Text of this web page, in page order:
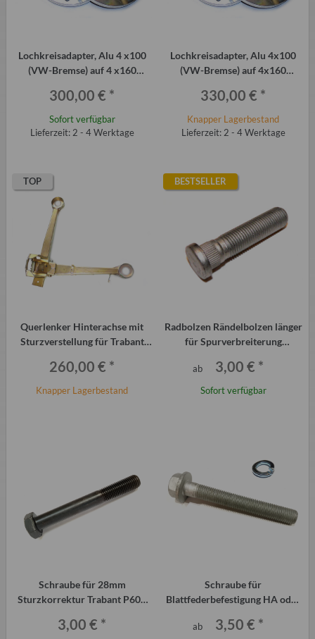
Lochkreisadapter, Alu 4 x100
(VW-Bremse) auf 4 x160
300,00 € *
Sofort verfügbar
Lieferzeit: 2 - 4 Werktage
Lochkreisadapter, Alu 4x100
(VW-Bremse) auf 4x160
330,00 € *
Knapper Lagerbestand
Lieferzeit: 2 - 4 Werktage
TOP
Querlenker Hinterachse mit
Sturzverstellung für Trabant
260,00 € *
Knapper Lagerbestand
BESTSELLER
Radbolzen Rändelbolzen länger
für Spurverbreiterung
ab 3,00 € *
Sofort verfügbar
Schraube für 28mm
Sturzkorrektur Trabant P601
3,00 € *
Schraube für
Blattfederbefestigung HA oder
P601 und 1.1
ab 3,50 € *